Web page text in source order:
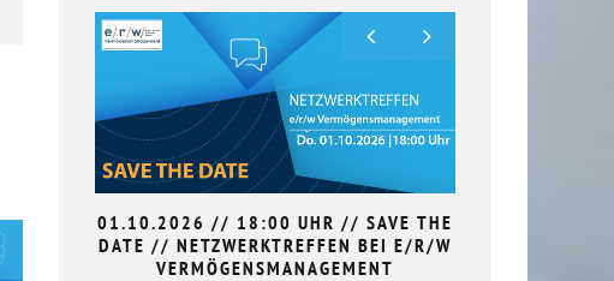
01.10.2026 // 18:00 UHR // SAVE THE
DATE // NETZWERKTREFFEN BEI E/R/W
VERMÖGENSMANAGEMENT